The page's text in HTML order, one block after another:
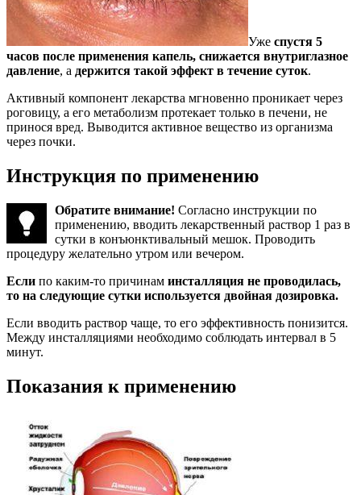
Уже спустя 5
часов после применения капель, снижается внутриглазное
давление, а держится такой эффект в течение суток.
Активный компонент лекарства мгновенно проникает через
роговицу, а его метаболизм протекает только в печени, не
принося вред. Выводится активное вещество из организма
через почки.
Инструкция по применению
Обратите внимание! Согласно инструкции по
применению, вводить лекарственный раствор 1 раз в
сутки в конъюнктивальный мешок. Проводить
процедуру желательно утром или вечером.
Если по каким-то причинам инсталляция не проводилась,
то на следующие сутки используется двойная дозировка.
Если вводить раствор чаще, то его эффективность понизится.
Между инсталляциями необходимо соблюдать интервал в 5
минут.
Показания к применению